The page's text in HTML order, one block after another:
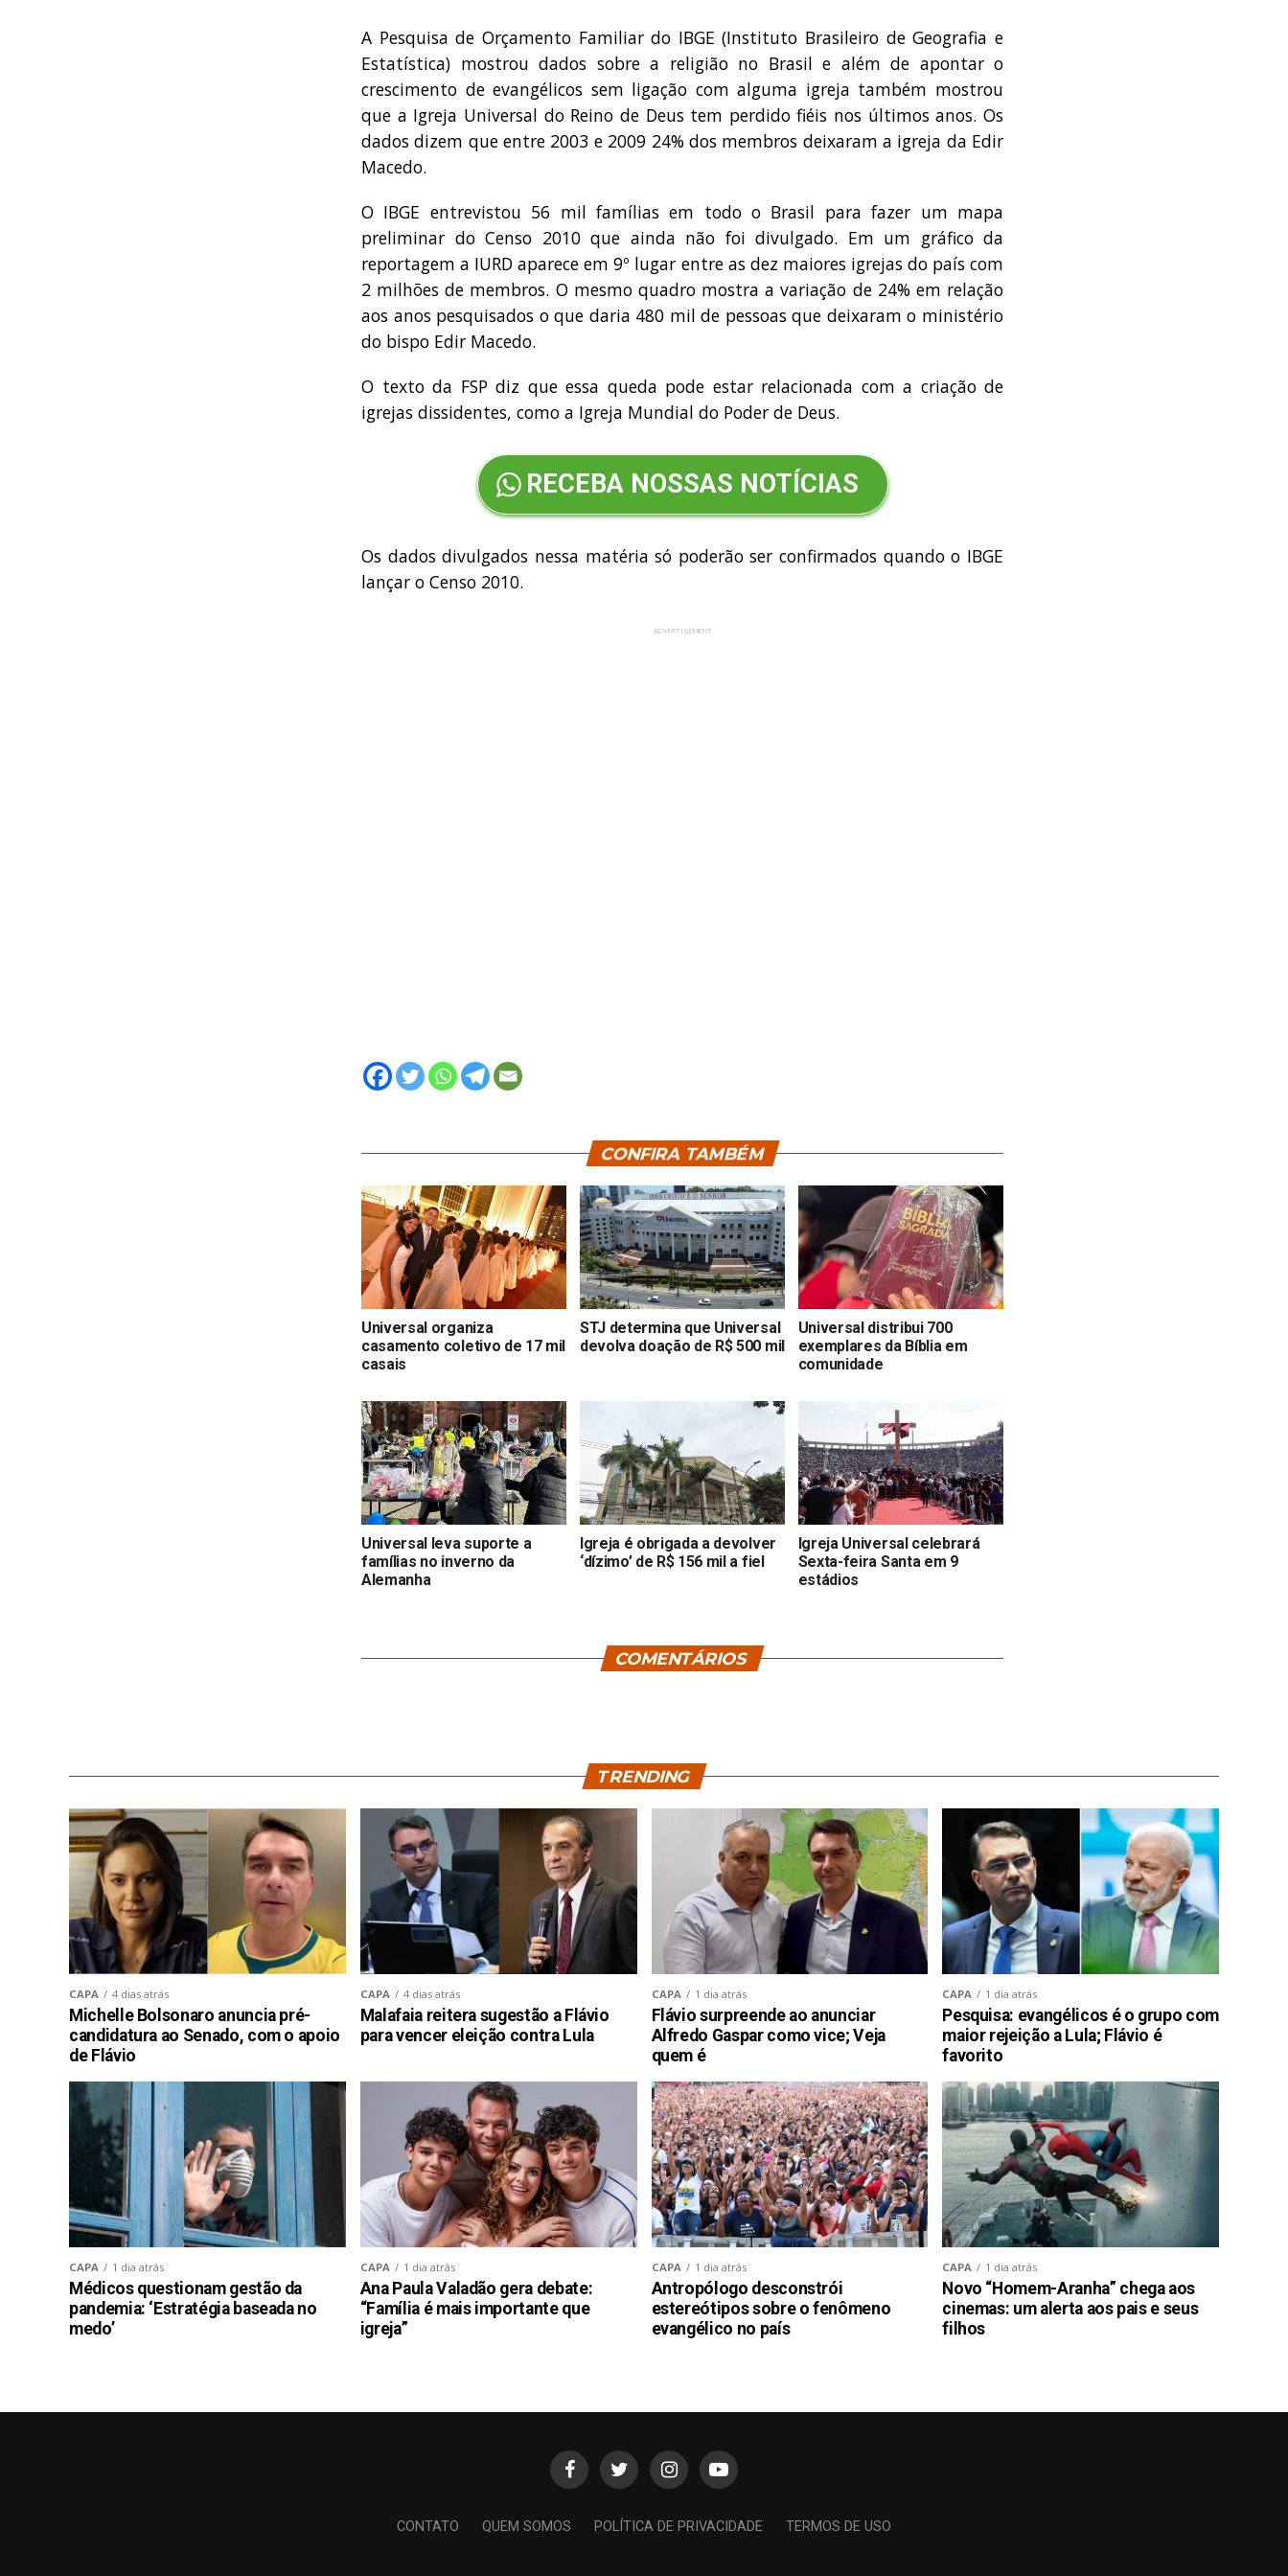
A Pesquisa de Orçamento Familiar do IBGE (Instituto Brasileiro de Geografia e
Estatística) mostrou dados sobre a religião no Brasil e além de apontar o
crescimento de evangélicos sem ligação com alguma igreja também mostrou
que a Igreja Universal do Reino de Deus tem perdido fiéis nos últimos anos. Os
dados dizem que entre 2003 e 2009 24% dos membros deixaram a igreja da Edir
Macedo.
O IBGE entrevistou 56 mil famílias em todo o Brasil para fazer um mapa
preliminar do Censo 2010 que ainda não foi divulgado. Em um gráfico da
reportagem a IURD aparece em 9º lugar entre as dez maiores igrejas do país com
2 milhões de membros. O mesmo quadro mostra a variação de 24% em relação
aos anos pesquisados o que daria 480 mil de pessoas que deixaram o ministério
do bispo Edir Macedo.
O texto da FSP diz que essa queda pode estar relacionada com a criação de
igrejas dissidentes, como a Igreja Mundial do Poder de Deus.
RECEBA NOSSAS NOTÍCIAS
Os dados divulgados nessa matéria só poderão ser confirmados quando o IBGE
lançar o Censo 2010.
ADVERTISEMENT
CONFIRA TAMBÉM
Universal organiza
casamento coletivo de 17 mil
casais
STJ determina que Universal
devolva doação de R$ 500 mil
Universal distribui 700
exemplares da Bíblia em
comunidade
Universal leva suporte a
famílias no inverno da
Alemanha
Igreja é obrigada a devolver
‘dízimo’ de R$ 156 mil a fiel
Igreja Universal celebrará
Sexta-feira Santa em 9
estádios
COMENTÁRIOS
TRENDING
CAPA 4 dias atrás
Michelle Bolsonaro anuncia pré-
candidatura ao Senado, com o apoio
de Flávio
CAPA 4 dias atrás
Malafaia reitera sugestão a Flávio
para vencer eleição contra Lula
CAPA 1 dia atrás
Flávio surpreende ao anunciar
Alfredo Gaspar como vice; Veja
quem é
CAPA 1 dia atrás
Pesquisa: evangélicos é o grupo com
maior rejeição a Lula; Flávio é
favorito
CAPA 1 dia atrás
Médicos questionam gestão da
pandemia: ‘Estratégia baseada no
medo’
CAPA 1 dia atrás
Ana Paula Valadão gera debate:
“Família é mais importante que
igreja”
CAPA 1 dia atrás
Antropólogo desconstrói
estereótipos sobre o fenômeno
evangélico no país
CAPA 1 dia atrás
Novo “Homem-Aranha” chega aos
cinemas: um alerta aos pais e seus
filhos
CONTATO QUEM SOMOS POLÍTICA DE PRIVACIDADE TERMOS DE USO